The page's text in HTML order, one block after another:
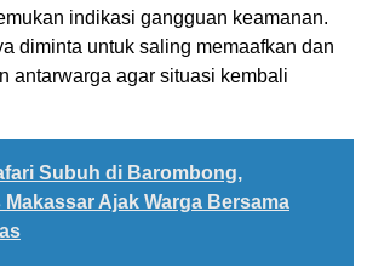
indikasi gangguan keamanan.
diminta untuk saling memaafkan dan
antarwarga agar situasi kembali
Subuh di Barombong,
Ajak Warga Bersama